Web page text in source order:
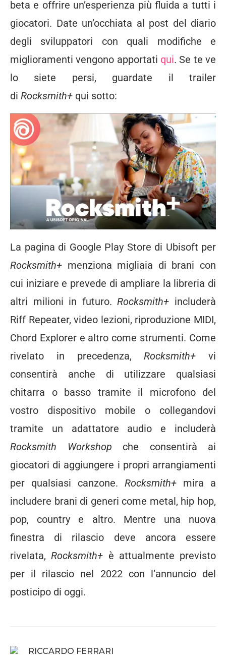
beta e offrire un’esperienza più fluida a tutti i
giocatori. Date un’occhiata al post del diario
degli sviluppatori con quali modifiche e
miglioramenti vengono apportati qui. Se te ve
lo siete persi, guardate il trailer
di Rocksmith+ qui sotto:
La pagina di Google Play Store di Ubisoft per
Rocksmith+ menziona migliaia di brani con
cui iniziare e prevede di ampliare la libreria di
altri milioni in futuro.Rocksmith+ includerà
Riff Repeater, video lezioni, riproduzione MIDI,
Chord Explorer e altro come strumenti. Come
rivelato in precedenza,Rocksmith+ vi
consentirà anche di utilizzare qualsiasi
chitarra o basso tramite il microfono del
vostro dispositivo mobile o collegandovi
tramite un adattatore audio e includerà
Rocksmith Workshop che consentirà ai
giocatori di aggiungere i propri arrangiamenti
per qualsiasi canzone. Rocksmith+ mira a
includere brani di generi come metal, hip hop,
pop, country e altro. Mentre una nuova
finestra di rilascio deve ancora essere
rivelata,Rocksmith+ è attualmente previsto
per il rilascio nel 2022 con l’annuncio del
posticipo di oggi.
RICCARDO FERRARI